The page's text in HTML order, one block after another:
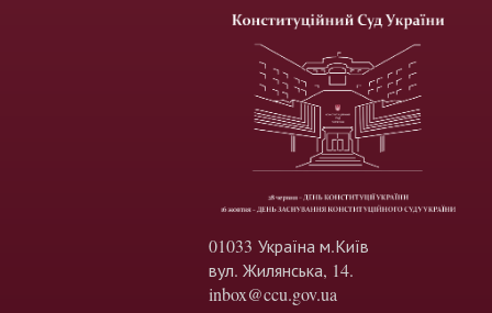
01033 Україна м.Київ
вул. Жилянська, 14.
inbox@ccu.gov.ua